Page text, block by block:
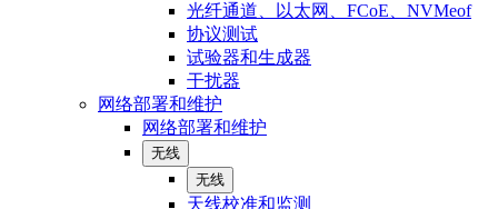
光纤通道、以太网、FCoE、NVMeof
协议测试
试验器和生成器
干扰器
网络部署和维护
网络部署和维护
无线
无线
天线校准和监测